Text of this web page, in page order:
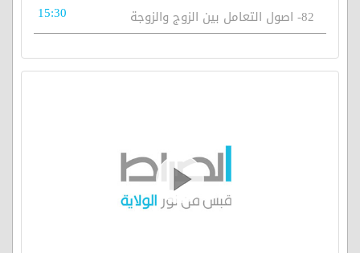
82- اصول التعامل بين الزوج والزوجة 15:30